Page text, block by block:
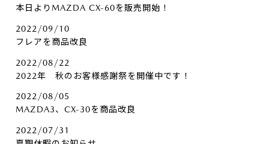
本日よりMAZDA CX-60を販売開始！
2022/09/10
フレアを商品改良
2022/08/22
2022年 秋のお客様感謝祭を開催中です！
2022/08/05
MAZDA3、CX-30を商品改良
2022/07/31